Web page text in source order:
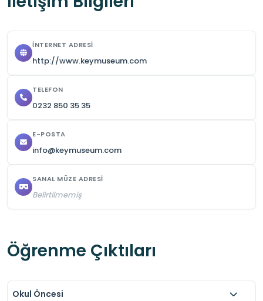
İNTERNET ADRESI
http://www.keymuseum.com
TELEFON
0232 850 35 35
E-POSTA
info@keymuseum.com
SANAL MÜZE ADRESI
Belirtilmemiş
Öğrenme Çıktıları
Okul Öncesi